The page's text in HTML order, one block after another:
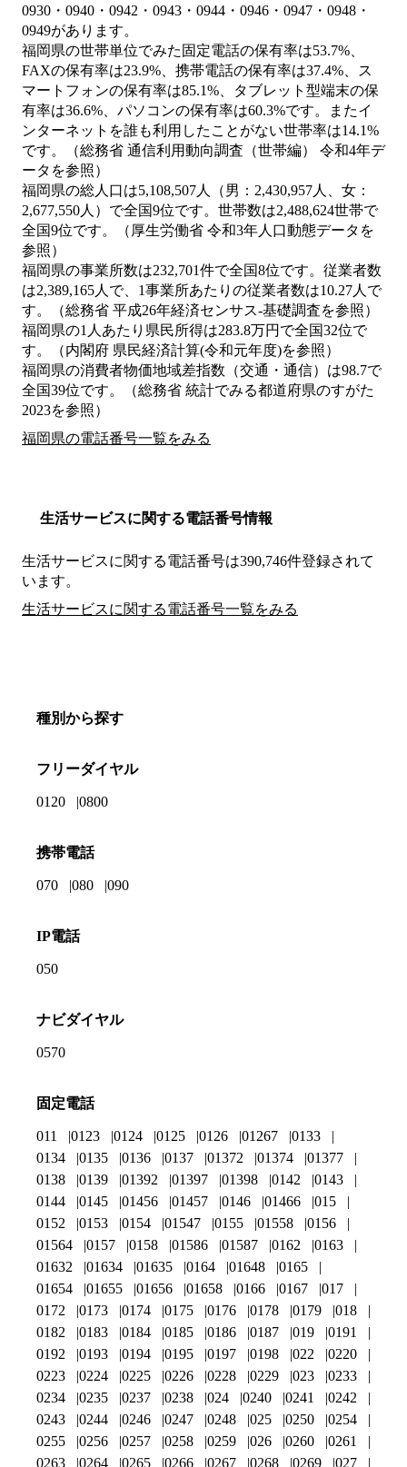
0930・0940・0942・0943・0944・0946・0947・0948・
0949があります。
福岡県の世帯単位でみた固定電話の保有率は53.7%、
FAXの保有率は23.9%、携帯電話の保有率は37.4%、ス
マートフォンの保有率は85.1%、タブレット型端末の保
有率は36.6%、パソコンの保有率は60.3%です。またイ
ンターネットを誰も利用したことがない世帯率は14.1%
です。（総務省 通信利用動向調査（世帯編） 令和4年デ
ータを参照）
福岡県の総人口は5,108,507人（男：2,430,957人、女：
2,677,550人）で全国9位です。世帯数は2,488,624世帯で
全国9位です。（厚生労働省 令和3年人口動態データを
参照）
福岡県の事業所数は232,701件で全国8位です。従業者数
は2,389,165人で、1事業所あたりの従業者数は10.27人で
す。（総務省 平成26年経済センサス‐基礎調査を参照）
福岡県の1人あたり県民所得は283.8万円で全国32位で
す。（内閣府 県民経済計算(令和元年度)を参照）
福岡県の消費者物価地域差指数（交通・通信）は98.7で
全国39位です。（総務省 統計でみる都道府県のすがた
2023を参照）
福岡県の電話番号一覧をみる
生活サービスに関する電話番号情報
生活サービスに関する電話番号は390,746件登録されて
います。
生活サービスに関する電話番号一覧をみる
種別から探す
フリーダイヤル
0120 0800
携帯電話
070 080 090
IP電話
050
ナビダイヤル
0570
固定電話
011 0123 0124 0125 0126 01267
0133
0134
0135 0136 0137 01372 01374
01377
0138
0139 01392 01397 01398 0142
0143
0144
0145 01456 01457 0146 01466
015
0152
0153 0154 01547 0155 01558
0156
01564
0157 0158 01586 01587 0162
0163
01632
01634 01635 0164 01648
0165
01654
01655 01656 01658 0166 0167
017
0172
0173 0174 0175 0176 0178 0179
018
0182
0183 0184 0185 0186 0187 019
0191
0192
0193 0194 0195 0197 0198 022
0220
0223
0224 0225 0226 0228 0229 023
0233
0234
0235 0237 0238 024 0240 0241
0242
0243
0244 0246 0247 0248 025 0250
0254
0255
0256 0257 0258 0259 026 0260
0261
0263
0264 0265 0266 0267 0268 0269 027